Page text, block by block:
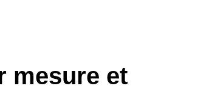
mesure et